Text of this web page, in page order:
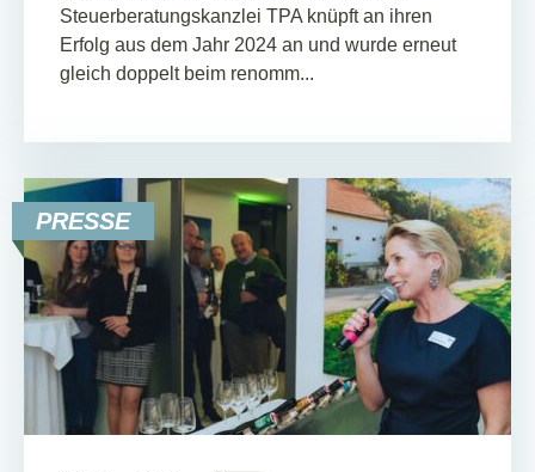
Steuerberatungskanzlei TPA knüpft an ihren
Erfolg aus dem Jahr 2024 an und wurde erneut
gleich doppelt beim renomm...
PRESSE